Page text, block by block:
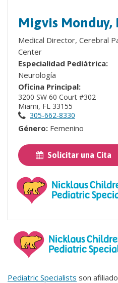
Migvis Monduy,
Medical Director, Cerebral
Center
Especialidad Pediátrica:
Neurología
Oficina Principal:
3200 SW 60 Court #302
Miami, FL 33155
305-662-8330
Género: Femenino
Solicitar una Cita
Pediatric Specialists son